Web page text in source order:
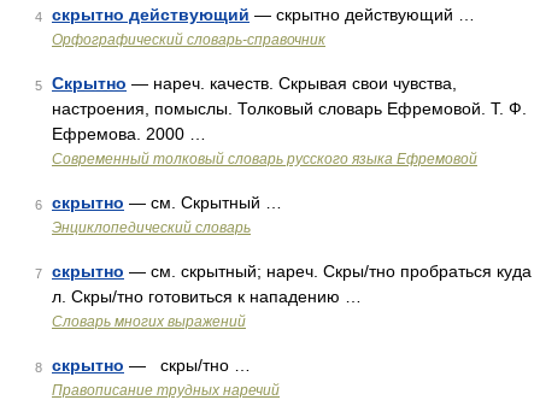
4 скрытно действующий — скрытно действующий …
Орфографический словарь-справочник
5 Скрытно — нареч. качеств. Скрывая свои чувства,
настроения, помыслы. Толковый словарь Ефремовой. Т. Ф.
Ефремова. 2000 …
Современный толковый словарь русского языка Ефремовой
6 скрытно — см. Скрытный …
Энциклопедический словарь
7 скрытно — см. скрытный; нареч. Скры/тно пробраться куда
л. Скры/тно готовиться к нападению …
Словарь многих выражений
8 скрытно — скры/тно …
Правописание трудных наречий